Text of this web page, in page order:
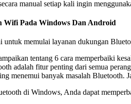
manual setiap kali ingin
Wifi Pada Windows Dan Android
memulai layanan dukungan
tentang 6 cara memperbaiki
adalah fitur penting dari semua
menemui banyak masalah
di Windows, Anda dapat